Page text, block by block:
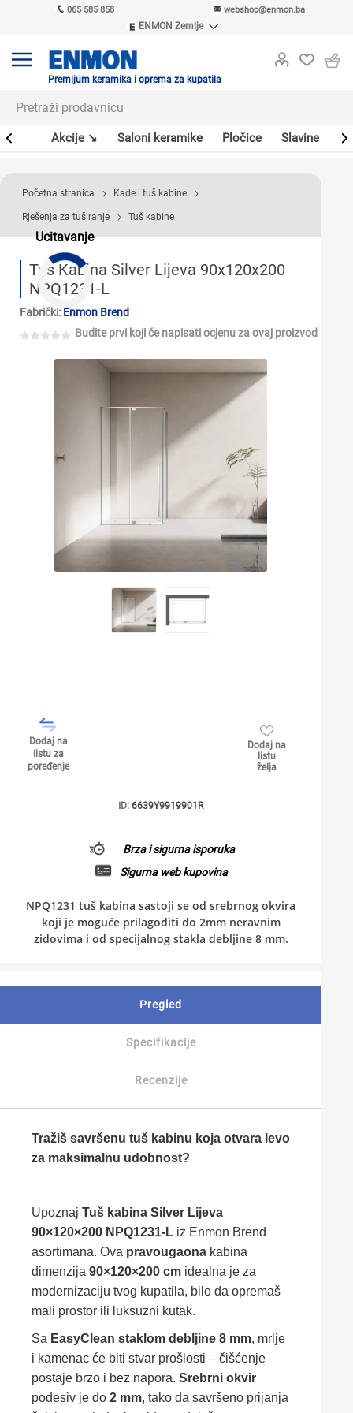
065 585 858 webshop@enmon.ba
ENMON Zemlje
ENMON MKD
Premijum keramika i oprema za kupatila
Akcije ↘ Saloni keramike Pločice Slavine
Ucitavanje
Početna stranica Kade i tuš kabine
Rješenja za tuširanje Tuš kabine
Tuš Kabina Silver Lijeva 90x120x200
NPQ1231-L
Fabrički: Enmon Brend
Budite prvi koji će napisati ocjenu za ovaj proizvod
Dodaj na
listu za
poređenje
Dodaj na
listu
želja
ID: 6639Y9919901R
Brza i sigurna isporuka
Sigurna web kupovina
NPQ1231 tuš kabina sastoji se od srebrnog okvira
koji je moguće prilagoditi do 2mm neravnim
zidovima i od specijalnog stakla debljine 8 mm.
Pregled
Specifikacije
Recenzije
Tražiš savršenu tuš kabinu koja otvara levo
za maksimalnu udobnost?
Upoznaj Tuš kabina Silver Lijeva
90×120×200 NPQ1231-L iz Enmon Brend
asortimana. Ova pravougaona kabina
dimenzija 90×120×200 cm idealna je za
modernizaciju tvog kupatila, bilo da opremaš
mali prostor ili luksuzni kutak.
Sa EasyClean staklom debljine 8 mm, mrlje
i kamenac će biti stvar prošlosti – čišćenje
postaje brzo i bez napora. Srebrni okvir
podesiv je do 2 mm, tako da savršeno prijanja